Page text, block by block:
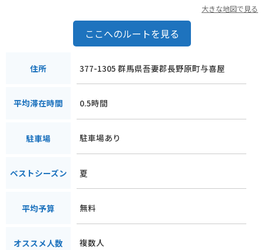
大きな地図で見る
ここへのルートを見る
住所 377-1305 群馬県吾妻郡長野原町与喜屋
平均滞在時間 0.5時間
駐車場 駐車場あり
ベストシーズン 夏
平均予算 無料
オススメ人数 複数人